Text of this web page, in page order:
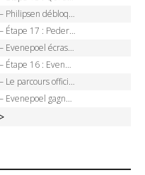
Pedersen en danger pour le maillot vert
il verrouiller le maillot vert à Voiron ?
Seixas 4e, Lipowitz abandonne
le chrono d’Évian pour redessiner le podium ?
: 21 étapes, profils, carte et dates
abandonne, Pogacar toujours en jaune
>